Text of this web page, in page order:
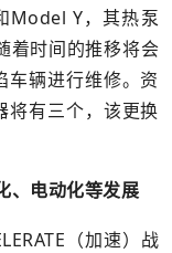
Model Y，其热泵
着时间的推移将会
车辆进行维修。资
将有三个，该更换
、电动化等发展
（加速）战